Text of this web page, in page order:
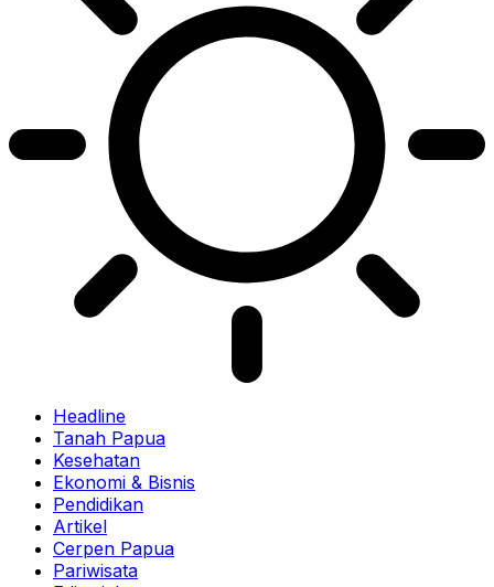
Headline
Tanah Papua
Kesehatan
Ekonomi & Bisnis
Pendidikan
Artikel
Cerpen Papua
Pariwisata